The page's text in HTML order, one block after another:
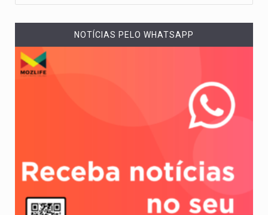
NOTÍCIAS PELO WHATSAPP